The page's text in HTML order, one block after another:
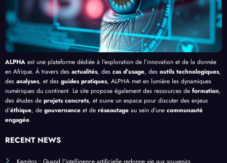
ue
ALPHA est une plateforme dédiée à l’exploration de l’innovation et de la donnée
en Afrique. À travers des actualités, des cas d’usage, des outils technologiques,
des analyses, et des guides pratiques, ALPHA met en lumière les dynamiques
numériques du continent. Le site propose également des ressources de formation,
des études de projets concrets, et ouvre un espace pour discuter des enjeux
d’éthique, de gouvernance et de réseautage au sein d’une communauté
engagée.
RECENT NEWS